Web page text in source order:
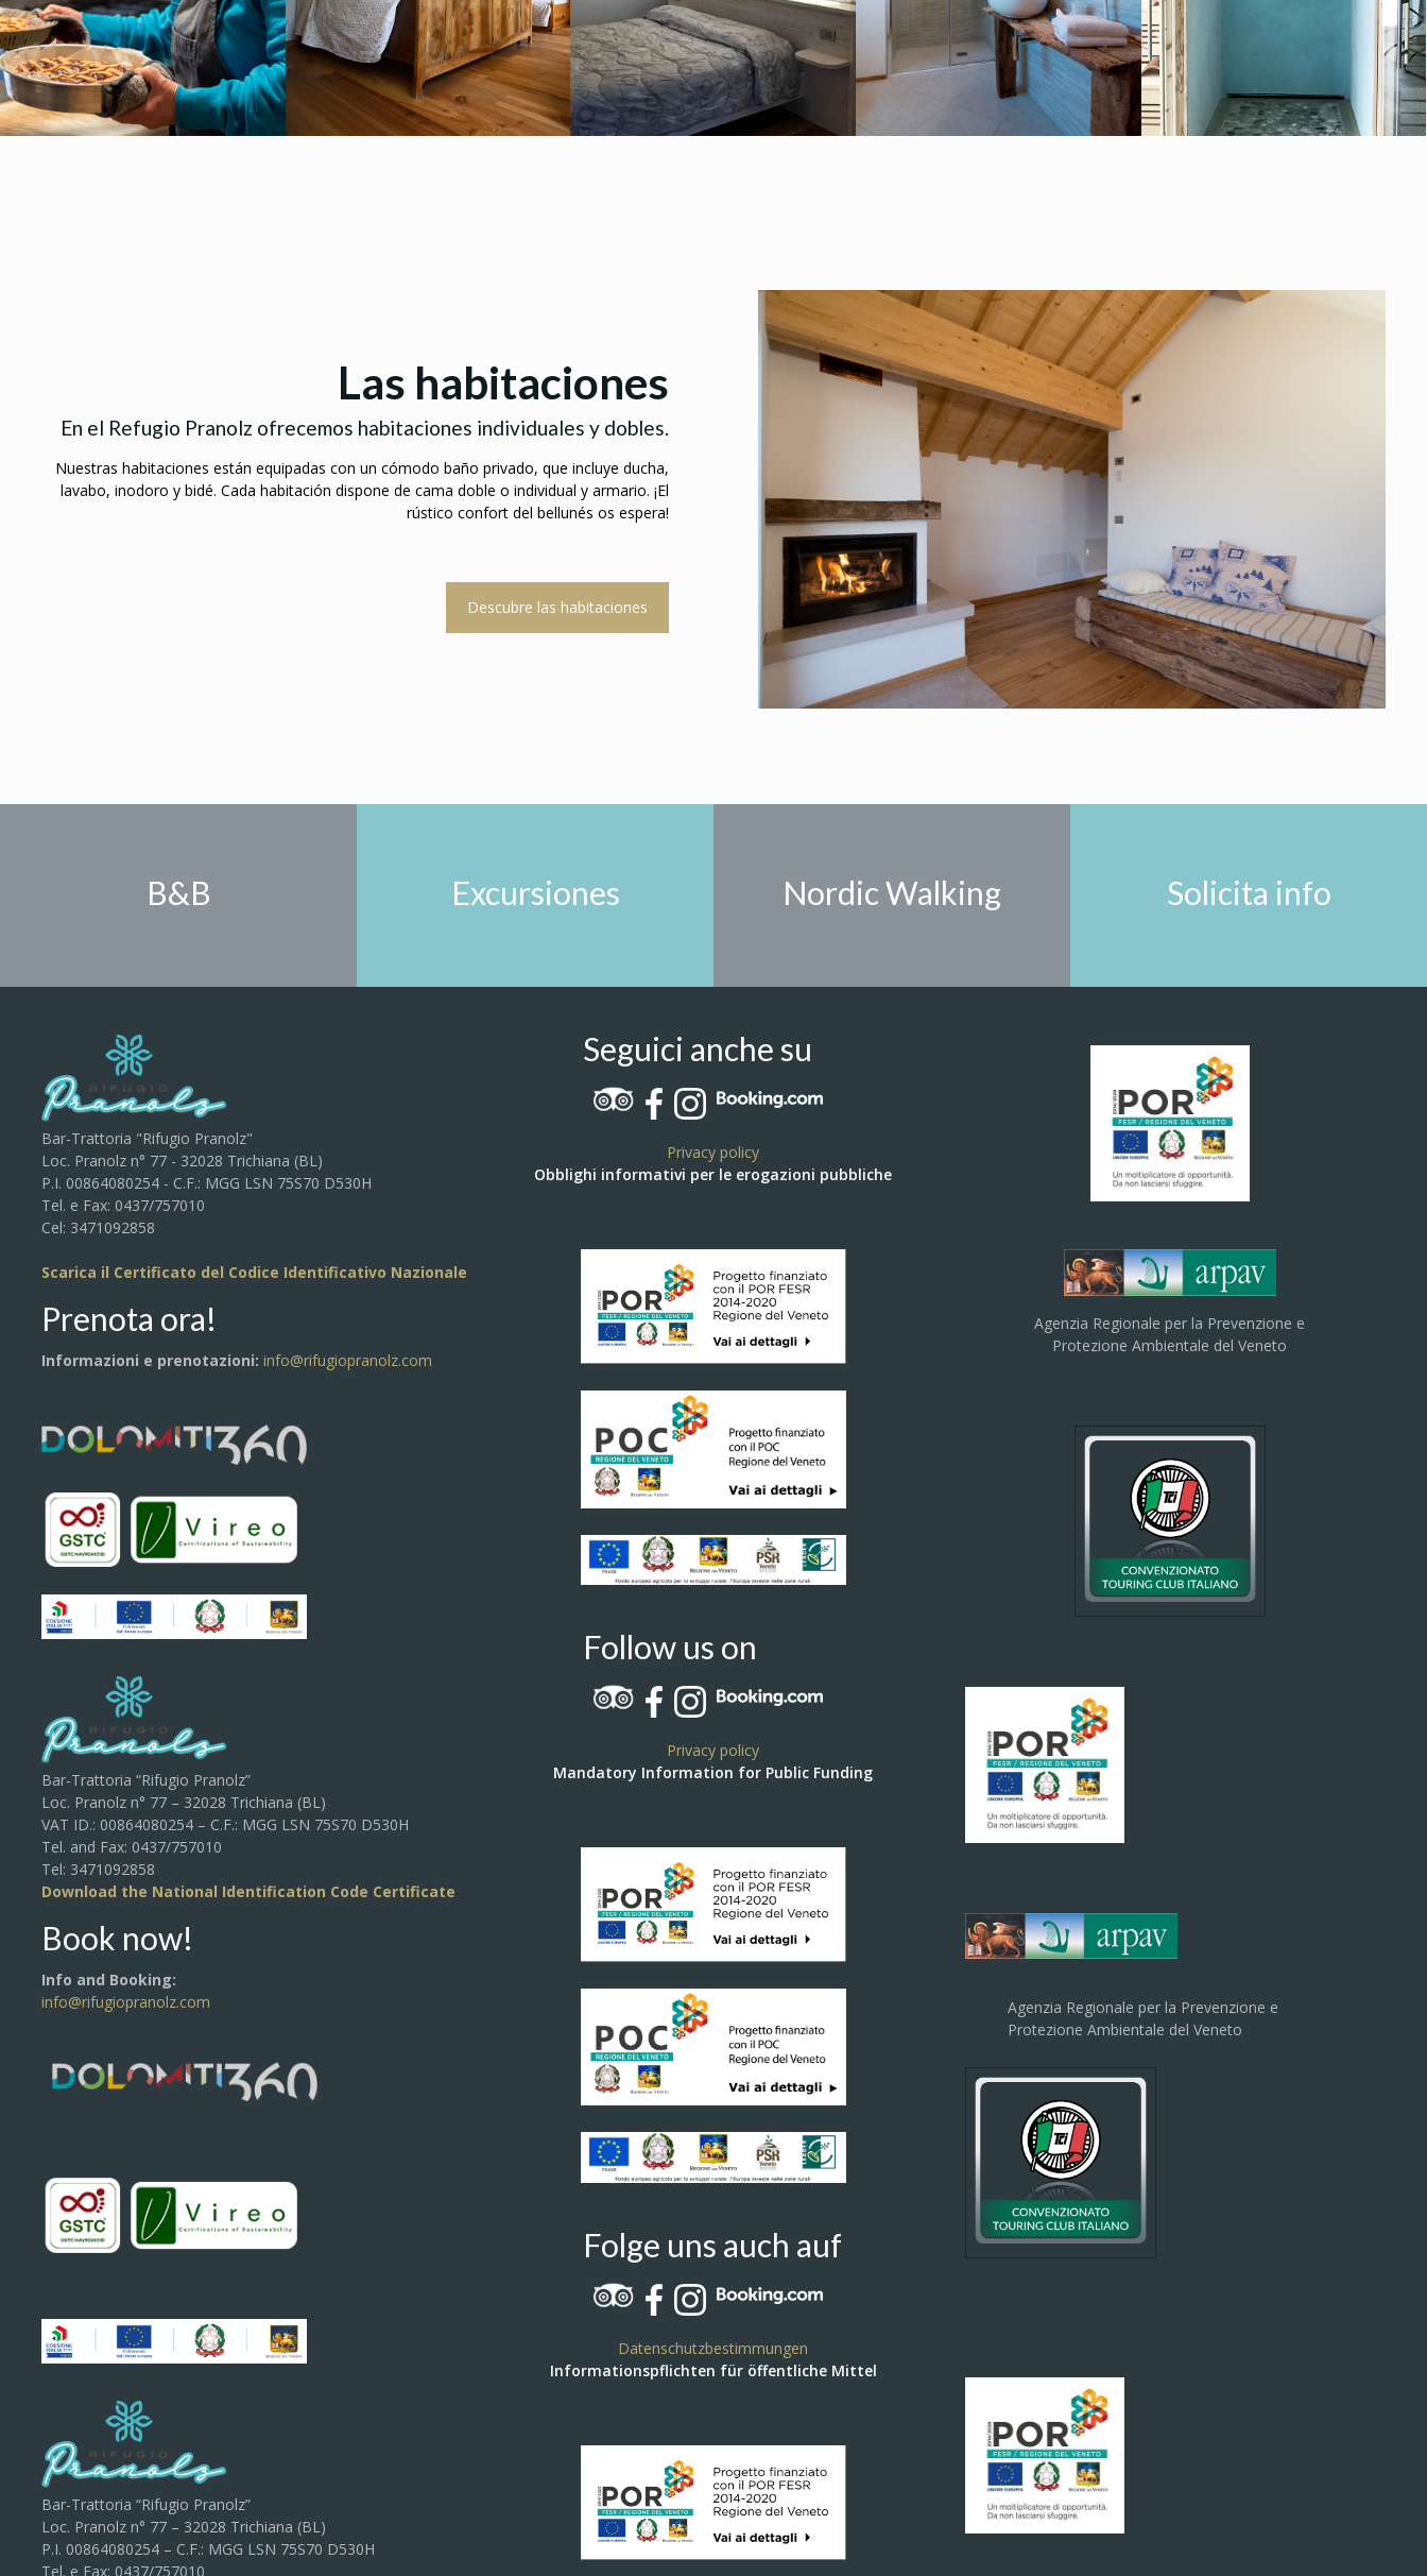
Las habitaciones
En el Refugio Pranolz ofrecemos habitaciones individuales y dobles.
Nuestras habitaciones están equipadas con un cómodo baño privado, que incluye ducha,
lavabo, inodoro y bidé. Cada habitación dispone de cama doble o individual y armario. ¡El
rústico confort del bellunés os espera!
Descubre las habitaciones
B&B Excursiones Nordic Walking Solicita info
Bar-Trattoria "Rifugio Pranolz"
Loc. Pranolz n° 77 - 32028 Trichiana (BL)
P.I. 00864080254 - C.F.: MGG LSN 75S70 D530H
Tel. e Fax: 0437/757010
Cel: 3471092858
Scarica il Certificato del Codice Identificativo Nazionale
Prenota ora!
Informazioni e prenotazioni: info@rifugiopranolz.com
Bar-Trattoria “Rifugio Pranolz”
Loc. Pranolz n° 77 – 32028 Trichiana (BL)
VAT ID.: 00864080254 – C.F.: MGG LSN 75S70 D530H
Tel. and Fax: 0437/757010
Tel: 3471092858
Download the National Identification Code Certificate
Book now!
Info and Booking:
info@rifugiopranolz.com
Bar-Trattoria “Rifugio Pranolz”
Loc. Pranolz n° 77 – 32028 Trichiana (BL)
P.I. 00864080254 – C.F.: MGG LSN 75S70 D530H
Tel. e Fax: 0437/757010
Seguici anche su
Privacy policy
Obblighi informativi per le erogazioni pubbliche
Follow us on
Privacy policy
Mandatory Information for Public Funding
Folge uns auch auf
Datenschutzbestimmungen
Informationspflichten für öffentliche Mittel
Agenzia Regionale per la Prevenzione e
Protezione Ambientale del Veneto
Agenzia Regionale per la Prevenzione e
Protezione Ambientale del Veneto